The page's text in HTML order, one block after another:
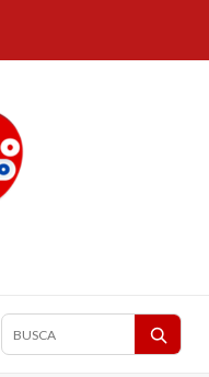
Pesquisar